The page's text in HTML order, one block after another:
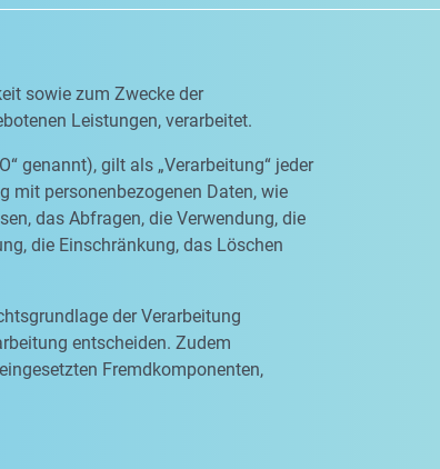
sowie zum Zwecke der
Leistungen, verarbeitet.
genannt), gilt als „Verarbeitung“ jeder
mit personenbezogenen Daten, wie
das Abfragen, die Verwendung, die
die Einschränkung, das Löschen
der Verarbeitung
entscheiden. Zudem
Fremdkomponenten,